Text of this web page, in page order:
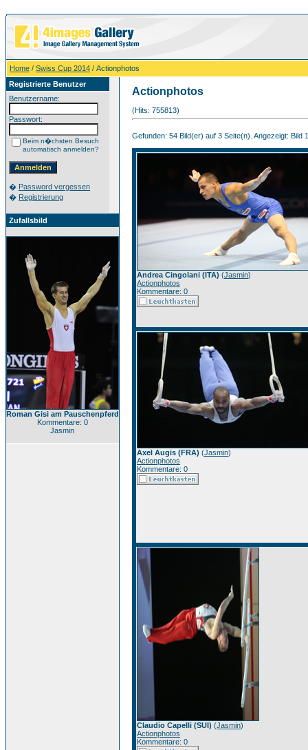
Home / Swiss Cup 2014 / Actionphotos
Registrierte Benutzer
Benutzername:
Passwort:
Beim n�chsten Besuch
automatisch anmelden?
� Password vergessen
� Registrierung
Zufallsbild
Roman Gisi am Pauschenpferd
Kommentare: 0
Jasmin
Actionphotos
(Hits: 755813)
Gefunden: 54 Bild(er) auf 3 Seite(n). Angezeigt: Bild
Andrea Cingolani (ITA) (Jasmin)
Actionphotos
Kommentare: 0
Axel Augis (FRA) (Jasmin)
Actionphotos
Kommentare: 0
Claudio Capelli (SUI) (Jasmin)
Actionphotos
Kommentare: 0